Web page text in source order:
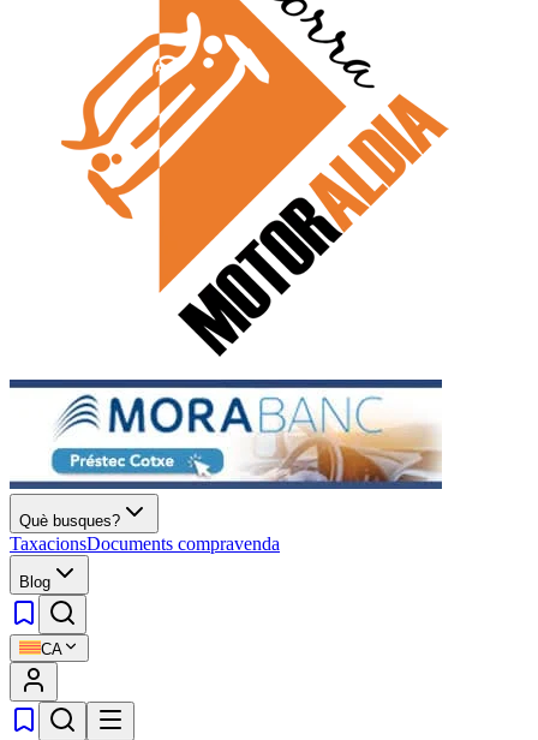
Què busques?
TaxacionsDocuments compravenda
Blog
CA